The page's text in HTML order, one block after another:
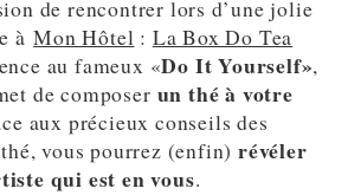
de rencontrer lors d’une jolie
àMon Hôtel : La Box Do Tea
au fameux «Do It Yourself»,
de composer un thé à votre
aux précieux conseils des
vous pourrez (enfin) révéler
qui est en vous.